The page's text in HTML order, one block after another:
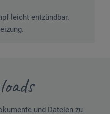
leicht entzündbar.
und Dateien zu